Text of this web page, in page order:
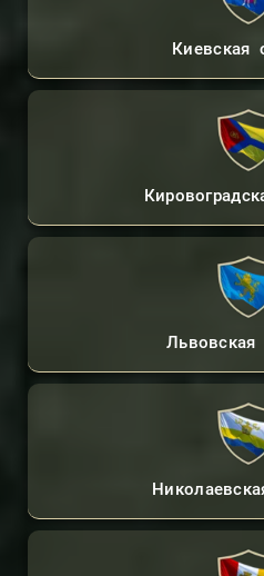
Киевская
Львовская